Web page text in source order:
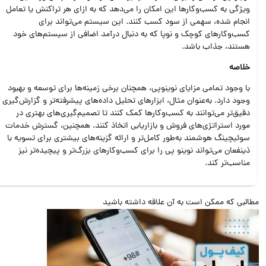
ویژگی به کسب‌وکارها این امکان را می‌دهد که به ازای هر تراکنش یا تعامل
انجام شده، سهمی از سود کسب کنند. این سیستم می‌تواند برای
کسب‌وکارهای کوچک و نوپا که به دنبال درآمد اضافی از سیستم‌های خود
هستند، جذاب باشد.
خلاصه
با وجود تمامی مزایای نوینوپی، همچنان برخی زمینه‌ها برای توسعه و بهبود
وجود دارد. به‌عنوان مثال، ابزارهای تحلیل داده‌های پیشرفته‌تر و گزارش‌گیری
دقیق‌تر می‌توانند به کسب‌وکارها کمک کنند تا تصمیم‌گیری‌های بهتری در
مورد استراتژی‌های فروش و بازاریابی اتخاذ کنند. همچنین، گسترش خدمات
سوئیچینگ هوشمند به‌طور کامل‌تر و ارائه گزینه‌های بیشتری برای تسویه با
ذینفعان می‌تواند نوینو پی را برای کسب‌وکارهای بزرگ‌تر و پیچیده‌تر نیز
مناسب‌تر کند.
که ممکن است به آن علاقه داشته باشید